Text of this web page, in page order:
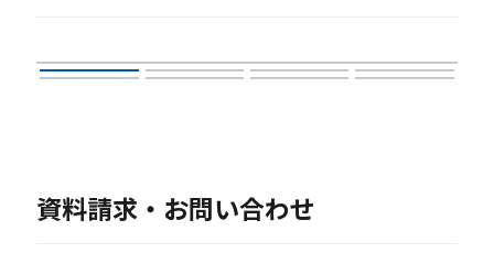
資料請求・お問い合わせ